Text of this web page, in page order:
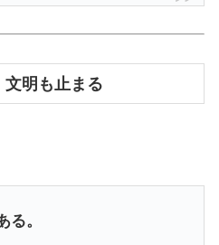
明も止まる
る。